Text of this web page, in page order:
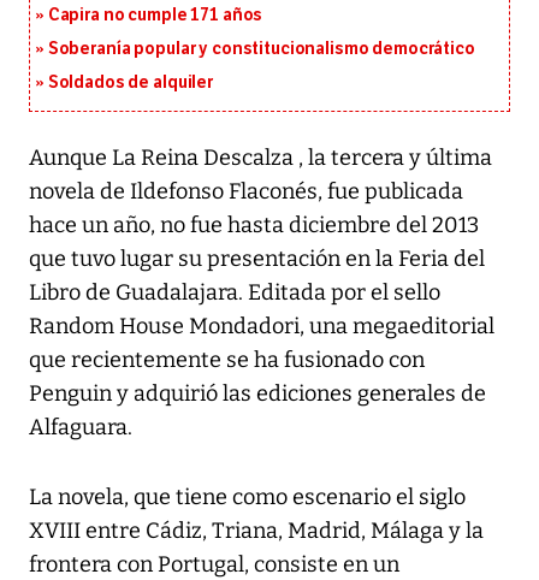
Capira no cumple 171 años
Soberanía popular y constitucionalismo democrático
Soldados de alquiler
Aunque La Reina Descalza , la tercera y última
novela de Ildefonso Flaconés, fue publicada
hace un año, no fue hasta diciembre del 2013
que tuvo lugar su presentación en la Feria del
Libro de Guadalajara. Editada por el sello
Random House Mondadori, una megaeditorial
que recientemente se ha fusionado con
Penguin y adquirió las ediciones generales de
Alfaguara.
La novela, que tiene como escenario el siglo
XVIII entre Cádiz, Triana, Madrid, Málaga y la
frontera con Portugal, consiste en un